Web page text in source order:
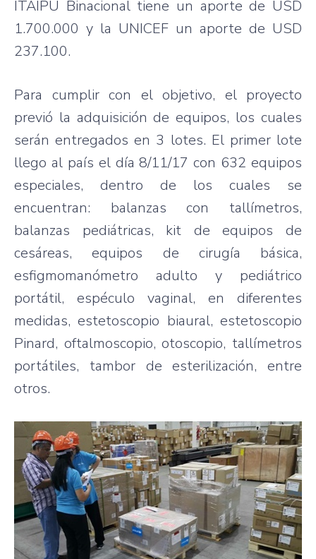
ITAIPU Binacional tiene un aporte de USD
1.700.000 y la UNICEF un aporte de USD
237.100.
Para cumplir con el objetivo, el proyecto
previó la adquisición de equipos, los cuales
serán entregados en 3 lotes. El primer lote
llego al país el día 8/11/17 con 632 equipos
especiales, dentro de los cuales se
encuentran: balanzas con tallímetros,
balanzas pediátricas, kit de equipos de
cesáreas, equipos de cirugía básica,
esfigmomanómetro adulto y pediátrico
portátil, espéculo vaginal, en diferentes
medidas, estetoscopio biaural, estetoscopio
Pinard, oftalmoscopio, otoscopio, tallímetros
portátiles, tambor de esterilización, entre
otros.